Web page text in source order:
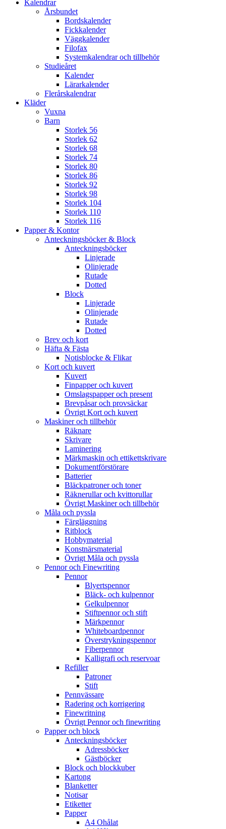
Kalendrar
Årsbundet
Bordskalender
Fickkalender
Väggkalender
Filofax
Systemkalendrar och tillbehör
Studieåret
Kalender
Lärarkalender
Flerårskalendrar
Kläder
Vuxna
Barn
Storlek 56
Storlek 62
Storlek 68
Storlek 74
Storlek 80
Storlek 86
Storlek 92
Storlek 98
Storlek 104
Storlek 110
Storlek 116
Papper & Kontor
Anteckningsböcker & Block
Anteckningsböcker
Linjerade
Olinjerade
Rutade
Dotted
Block
Linjerade
Olinjerade
Rutade
Dotted
Brev och kort
Häfta & Fästa
Notisblocke & Flikar
Kort och kuvert
Kuvert
Finpapper och kuvert
Omslagspapper och present
Brevpåsar och provsäckar
Övrigt Kort och kuvert
Maskiner och tillbehör
Räknare
Skrivare
Laminering
Märkmaskin och ettikettskrivare
Dokumentförstörare
Batterier
Bläckpatroner och toner
Räknerullar och kvittorullar
Övrigt Maskiner och tillbehör
Måla och pyssla
Färgläggning
Ritblock
Hobbymaterial
Konstnärsmaterial
Övrigt Måla och pyssla
Pennor och Finewriting
Pennor
Blyertspennor
Bläck- och kulpennor
Gelkulpennor
Stiftpennor och stift
Märkpennor
Whiteboardpennor
Överstrykningspennor
Fiberpennor
Kalligrafi och reservoar
Refiller
Patroner
Stift
Pennvässare
Radering och korrigering
Finewritning
Övrigt Pennor och finewriting
Papper och block
Anteckningsböcker
Adressböcker
Gästböcker
Block och blockkuber
Kartong
Blanketter
Notisar
Etiketter
Papper
A4 Ohålat